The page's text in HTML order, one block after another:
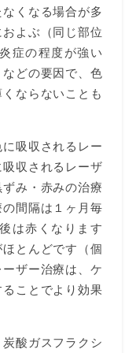
くなる場合が多
よぶ（同じ部位
症の程度が強い
などの要因で、色
ならないことも
吸収されるレー
収されるレーザ
み・赤みの治療
間隔は１ヶ月毎
は赤くなります
とんどです（個
ザー治療は、ケ
ことでより効果
酸ガスフラクシ